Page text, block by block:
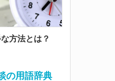
方法とは？
の用語辞典